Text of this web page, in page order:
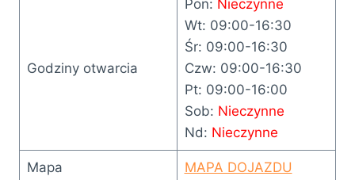
Godziny otwarcia
Pon: Nieczynne
Wt: 09:00-16:30
Śr: 09:00-16:30
Czw: 09:00-16:30
Pt: 09:00-16:00
Sob: Nieczynne
Nd: Nieczynne
Mapa MAPA DOJAZDU